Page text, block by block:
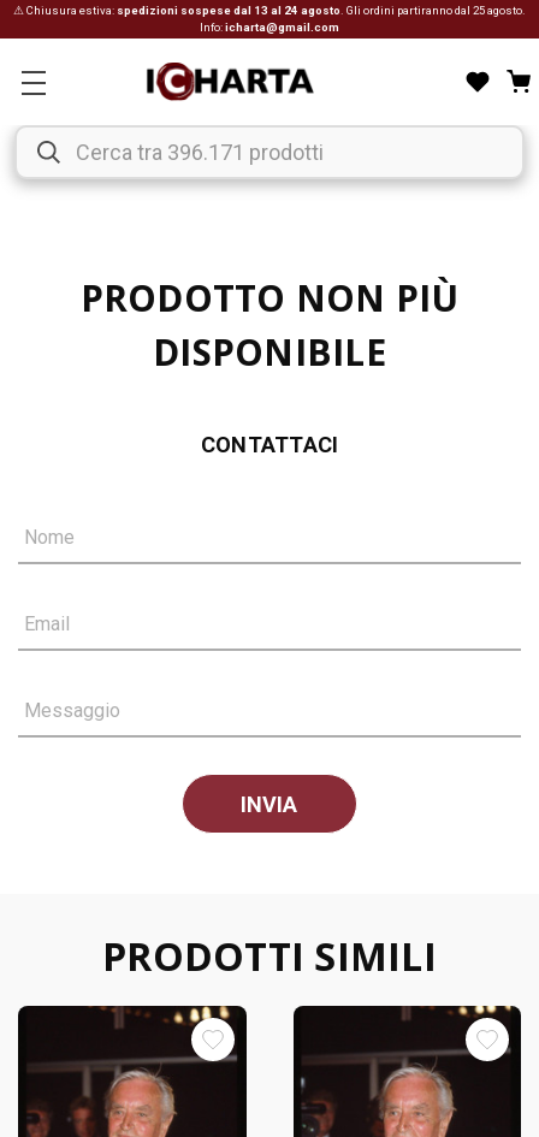
⚠ Chiusura estiva: spedizioni sospese dal 13 al 24 agosto . Gli ordini partiranno dal 25 agosto.
Info:icharta@gmail.com
PRODOTTO NON PIÙ
DISPONIBILE
CONTATTACI
Nome
Email
Messaggio
PRODOTTI SIMILI